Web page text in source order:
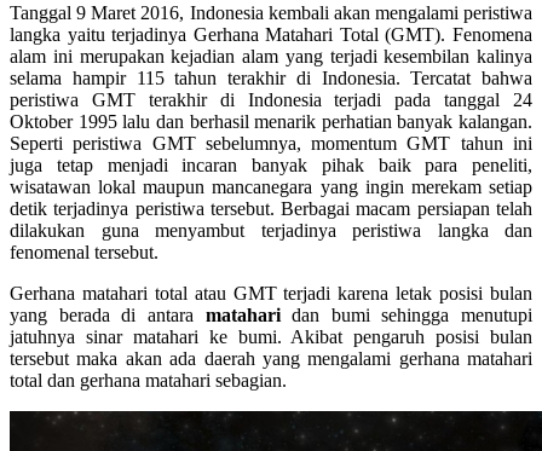
Tanggal 9 Maret 2016, Indonesia kembali akan mengalami peristiwa
langka yaitu terjadinya Gerhana Matahari Total (GMT). Fenomena
alam ini merupakan kejadian alam yang terjadi kesembilan kalinya
selama hampir 115 tahun terakhir di Indonesia. Tercatat bahwa
peristiwa GMT terakhir di Indonesia terjadi pada tanggal 24
Oktober 1995 lalu dan berhasil menarik perhatian banyak kalangan.
Seperti peristiwa GMT sebelumnya, momentum GMT tahun ini
juga tetap menjadi incaran banyak pihak baik para peneliti,
wisatawan lokal maupun mancanegara yang ingin merekam setiap
detik terjadinya peristiwa tersebut. Berbagai macam persiapan telah
dilakukan guna menyambut terjadinya peristiwa langka dan
fenomenal tersebut.
Gerhana matahari total atau GMT terjadi karena letak posisi bulan
yang berada di antara mataharidan bumi sehingga menutupi
jatuhnya sinar matahari ke bumi. Akibat pengaruh posisi bulan
tersebut maka akan ada daerah yang mengalami gerhana matahari
total dan gerhana matahari sebagian.